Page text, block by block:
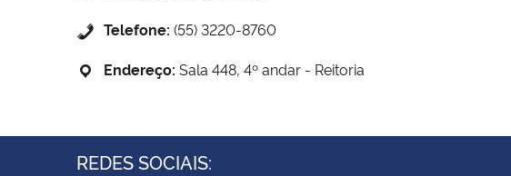
Telefone: (55) 3220-8760
Endereço: Sala 448, 4º andar - Reitoria
REDES SOCIAIS: